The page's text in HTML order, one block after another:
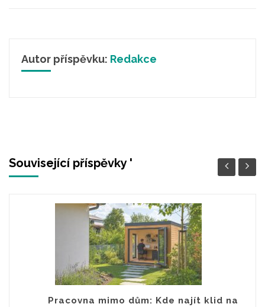
Autor příspěvku: Redakce
Související příspěvky '
Pracovna mimo dům: Kde najít klid na